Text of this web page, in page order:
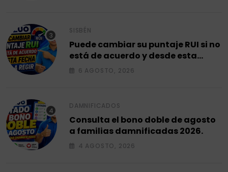
SISBÉN
Puede cambiar su puntaje RUI si no
está de acuerdo y desde esta
fecha empieza a regir en el 2026.
6 AGOSTO, 2026
DAMNIFICADOS
Consulta el bono doble de agosto
a familias damnificadas 2026.
4 AGOSTO, 2026